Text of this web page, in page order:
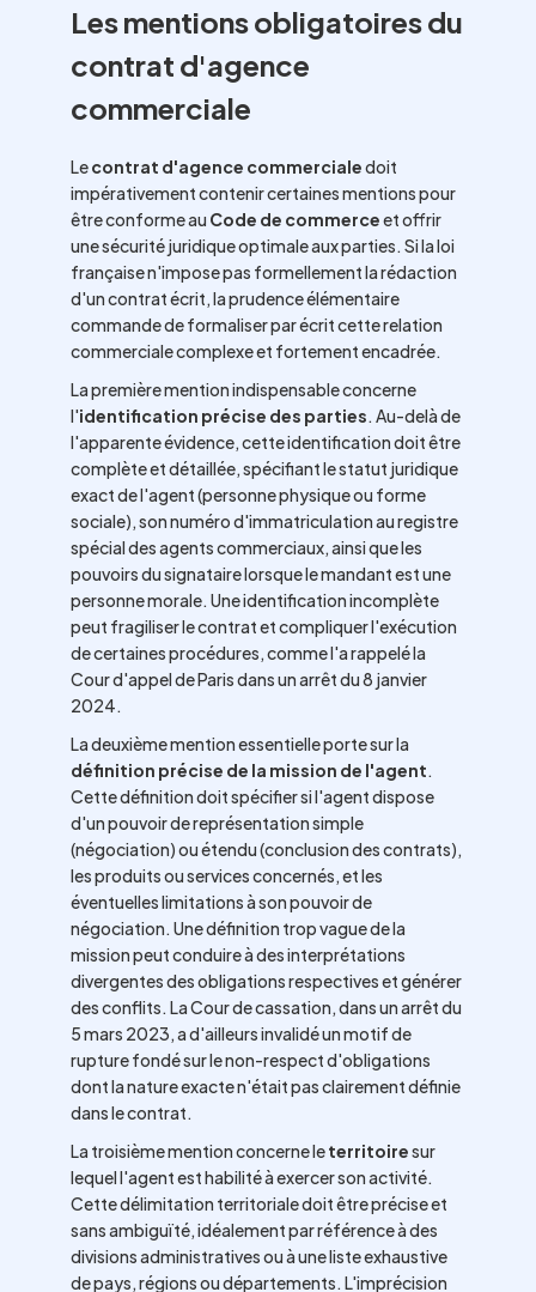
Les mentions obligatoires du
contrat d'agence
commerciale
Lecontrat d'agence commercialedoit
impérativement contenir certaines mentions pour
être conforme au Code de commerceet offrir
une sécurité juridique optimale aux parties. Si la loi
française n'impose pas formellement la rédaction
d'un contrat écrit, la prudence élémentaire
commande de formaliser par écrit cette relation
commerciale complexe et fortement encadrée.
La première mention indispensable concerne
l'identification précise des parties. Au-delà de
l'apparente évidence, cette identification doit être
complète et détaillée, spécifiant le statut juridique
exact de l'agent (personne physique ou forme
sociale), son numéro d'immatriculation au registre
spécial des agents commerciaux, ainsi que les
pouvoirs du signataire lorsque le mandant est une
personne morale. Une identification incomplète
peut fragiliser le contrat et compliquer l'exécution
de certaines procédures, comme l'a rappelé la
Cour d'appel de Paris dans un arrêt du 8 janvier
2024.
La deuxième mention essentielle porte sur la
définition précise de la mission de l'agent.
Cette définition doit spécifier si l'agent dispose
d'un pouvoir de représentation simple
(négociation) ou étendu (conclusion des contrats),
les produits ou services concernés, et les
éventuelles limitations à son pouvoir de
négociation. Une définition trop vague de la
mission peut conduire à des interprétations
divergentes des obligations respectives et générer
des conflits. La Cour de cassation, dans un arrêt du
5 mars 2023, a d'ailleurs invalidé un motif de
rupture fondé sur le non-respect d'obligations
dont la nature exacte n'était pas clairement définie
dans le contrat.
La troisième mention concerne leterritoiresur
lequel l'agent est habilité à exercer son activité.
Cette délimitation territoriale doit être précise et
sans ambiguïté, idéalement par référence à des
divisions administratives ou à une liste exhaustive
de pays, régions ou départements. L'imprécision